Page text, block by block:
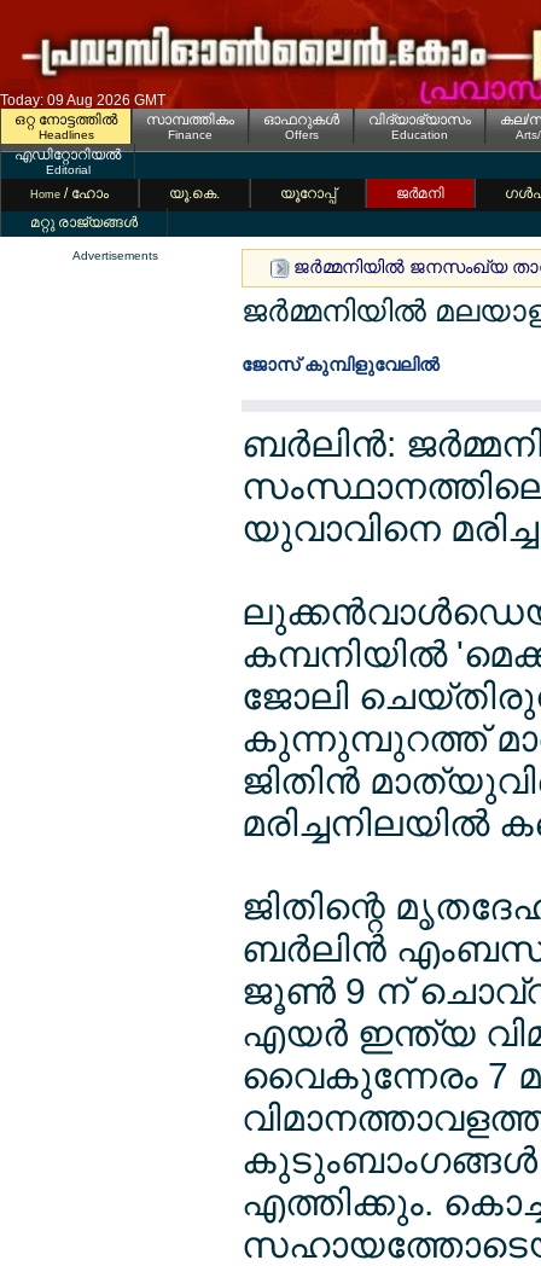
Today: 09 Aug 2026 GMT
ഒറ്റ നോട്ടത്തില്‍
Headlines
സാമ്പത്തികം
Finance
ഓഫറുകള്‍
Offers
വിദ്യാഭ്യാസം
Education
കല/
എഡിറ്റോറിയല്‍
Editorial
Home / ഹോം യൂ.കെ. യൂറോപ്പ് ജര്‍മനി
മറ്റു രാജ്യങ്ങള്‍
Advertisements
ജര്‍മ്മനിയില്‍ ജനസംഖ്യ
ജര്‍മ്മനിയില്‍
ജോസ് കുമ്പിളുവേലില്‍
ബര്‍ലിന്‍:
യുവാവിനെ
കമ്പനിയില്‍
ജോലി
കുന്നുമ്പുറത്ത്
ജിതിന്‍
മരിച്ചനിലയില്‍
ജിതിന്റെ
ബര്‍ലിന്‍
ജൂണ്‍ 9 ന്
എയര്‍ ഇന്ത്യ
വൈകുന്നേരം 7
കുടുംബാംഗങ്ങള്‍
എത്തിക്കും.